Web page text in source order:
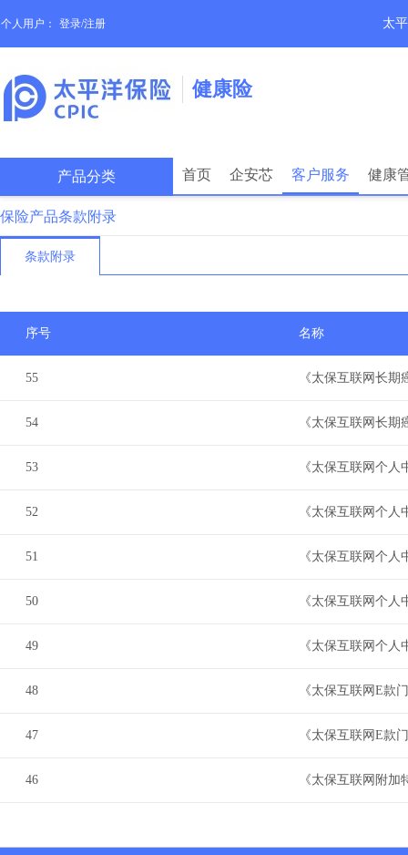
个人用户： 登录/注册 太
健康险
产品分类 首页 企安芯 客户服务 健康
保险产品条款附录
条款附录
序号 名称
55 《太保互联网长
54 《太保互联网长
53 《太保互联网个
52 《太保互联网个
51 《太保互联网个
50 《太保互联网个
49 《太保互联网个
48 《太保互联网E款
47 《太保互联网E款
46 《太保互联网附